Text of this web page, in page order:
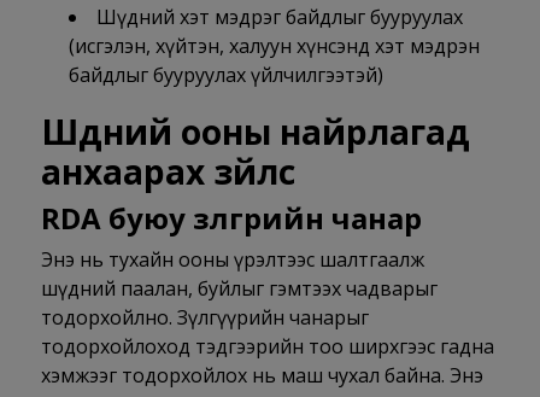
Шүдний хэт мэдрэг байдлыг бууруулах
(исгэлэн, хүйтэн, халуун хүнсэнд хэт мэдрэн
байдлыг бууруулах үйлчилгээтэй)
Шүдний ооны найрлагад
анхаарах зүйлс
RDA буюу зүлгүүрийн чанар
Энэ нь тухайн ооны үрэлтээс шалтгаалж
шүдний паалан, буйлыг гэмтээх чадварыг
тодорхойлно. Зүлгүүрийн чанарыг
тодорхойлоход тэдгээрийн тоо ширхгээс гадна
хэмжээг тодорхойлох нь маш чухал байна. Энэ